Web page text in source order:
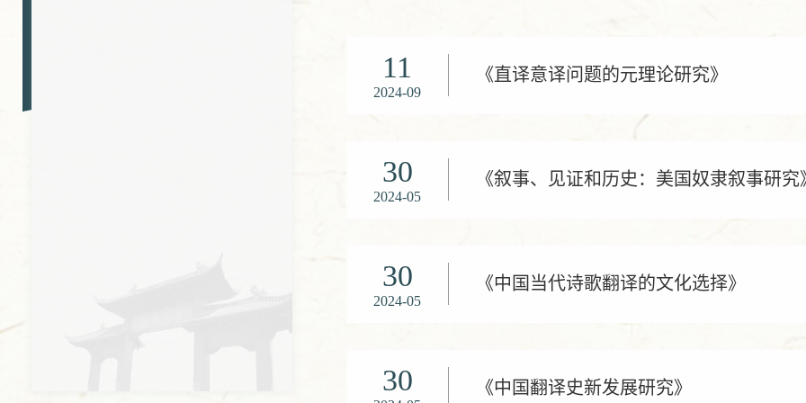
11
2024-09
《直译意译问题的元理论研究》
30
2024-05
《叙事、见证和历史：美国奴隶叙事研究
30
2024-05
《中国当代诗歌翻译的文化选择》
30 《中国翻译史新发展研究》